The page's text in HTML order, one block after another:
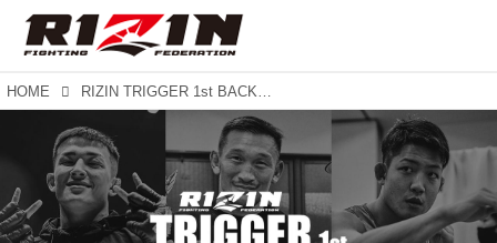
HOME RIZIN TRIGGER 1st BACKSTAGE GALLERY